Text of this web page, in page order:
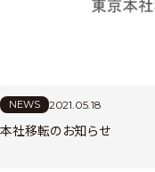
NEWS 2021.05.18
本社移転のお知らせ